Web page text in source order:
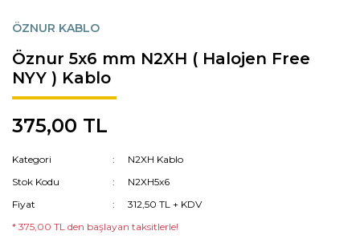
ÖZNUR KABLO
Öznur 5x6 mm N2XH ( Halojen Free
NYY ) Kablo
375,00 TL
Kategori
N2XH Kablo
Stok Kodu
N2XH5x6
Fiyat
312,50 TL + KDV
* 375,00 TL den başlayan taksitlerle!